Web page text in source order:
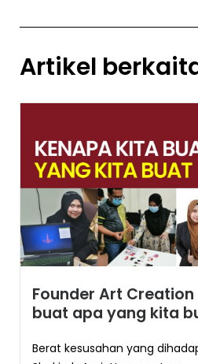
Artikel
Founder Art
buat apa yang kita
Berat kesusahan yang